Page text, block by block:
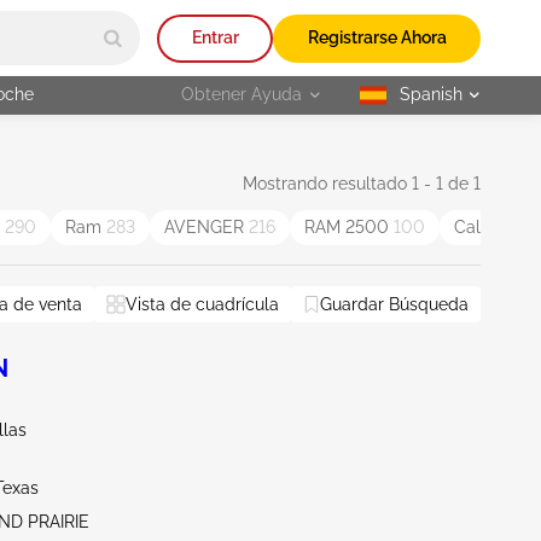
Entrar Registrarse Ahora
Obtener Ayuda selected
Spanish
Mostrando resultado 1 - 1 de 1
290 Ram 283 AVENGER 216 RAM 2500 100 Caliber
de venta Vista de cuadrícula Guardar Búsqueda
PRAIRIE